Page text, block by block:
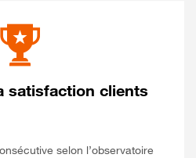
satisfaction clients
selon l’observatoire